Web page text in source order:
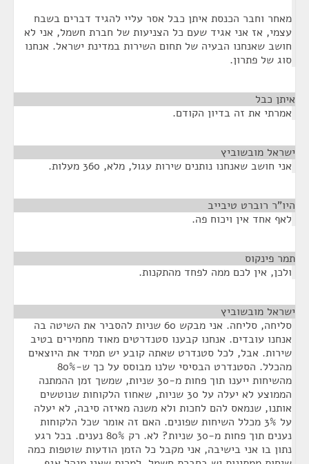
מאחר וחבר הכנסת איתן כבל אסר עליי להגיד דברים בשבח
עצמי, אז אני אגיד שעם כל הצניעות של חברת חשמל, אני לא
חושב שאנחנו הבעיה של תחום השירות במדינת ישראל. אנחנו
סוג של פתרון.
איתן כבל
אמרתי את זה בדיון הקודם.
ישראל מובשוביץ
אני חושב שאנחנו נותנים שירות עגול, מלא, 360 מעלות.
היו"ר רוברט טיבייב
לאף אחד אין ויכוח פה.
תמר פינקוס
ולכן, אין לכם ממה לפחד מהתקנות.
ישראל מובשוביץ
סליחה, סליחה. אני מבקש 60 שניות להסביר את השיטה בה
אנחנו עובדים. אנחנו קבענו סטנדרטים מאוד מחמירים בטיב
שירות. אבל, לכל סטנדרט שאתה קובע יש תמיד את היוצאים
מהכלל. הסטנדרט הבסיסי שלנו מבוסס על כך ש-80%
מהשיחות ייענו תוך פחות מ-30 שניות, שמשך זמן ההמתנה
הממוצע לא יעלה על 30 שניות, שאחוז הלקוחות שנוטשים
אותנו, שנמאס להם לחכות ולא משנה מאיזה סיבה, לא יעלה
על 3% מכלל השיחות שפונים. האם זה אומר שכל הלקוחות
נענים תוך פחות מ-30 שניות? לא. רק 80% נענים. בכל רגע
נתון בו אני בישיבה, אני מקבל כל הזמן הודעות שוטפות כמה